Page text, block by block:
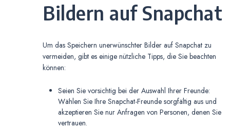
Bildern auf Snapchat
Um das Speichern unerwünschter Bilder auf Snapchat zu
vermeiden, gibt es einige nützliche Tipps, die Sie beachten
können:
Seien Sie vorsichtig bei der Auswahl Ihrer Freunde:
Wählen Sie Ihre Snapchat-Freunde sorgfältig aus und
akzeptieren Sie nur Anfragen von Personen, denen Sie
vertrauen.